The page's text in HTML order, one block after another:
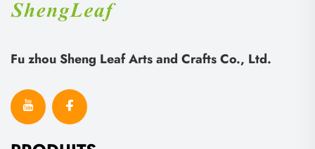
Fu zhou Sheng Leaf Arts and Crafts Co., Ltd.